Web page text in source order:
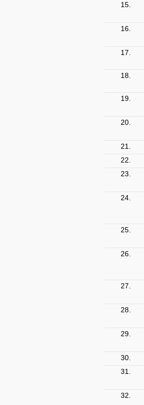
15.
16.
17.
18.
19.
20.
21.
22.
23.
24.
25.
26.
27.
28.
29.
30.
31.
32.